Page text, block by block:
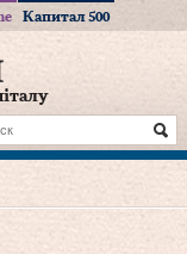
Капитал 500